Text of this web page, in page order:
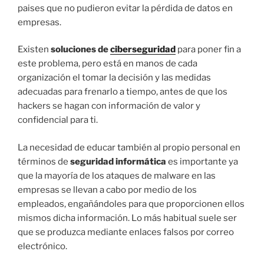
paises que no pudieron evitar la pérdida de datos en
empresas.
Existen soluciones deciberseguridad para poner fin a
este problema, pero está en manos de cada
organización el tomar la decisión y las medidas
adecuadas para frenarlo a tiempo, antes de que los
hackers se hagan con información de valor y
confidencial para ti.
La necesidad de educar también al propio personal en
términos de seguridad informática es importante ya
que la mayoría de los ataques de malware en las
empresas se llevan a cabo por medio de los
empleados, engañándoles para que proporcionen ellos
mismos dicha información. Lo más habitual suele ser
que se produzca mediante enlaces falsos por correo
electrónico.